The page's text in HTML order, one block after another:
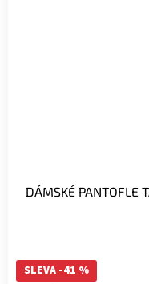
DÁMSKÉ PANTOFLE
SLEVA -41 %